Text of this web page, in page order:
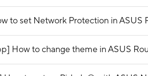
to set Network Protection in ASUS
How to change theme in ASUS